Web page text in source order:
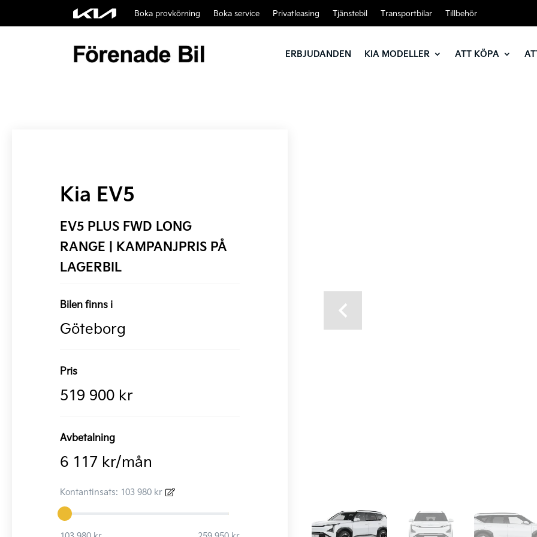
Boka provkörning Boka service Privatleasing Tjänstebil Transportbilar Tillbehör
ERBJUDANDEN KIA MODELLER ATT KÖPA
Kia EV5
EV5 PLUS FWD LONG
RANGE | KAMPANJPRIS PÅ
LAGERBIL
Bilen finns i
Göteborg
Pris
519 900 kr
Avbetalning
6 117 kr/mån
Kontantinsats: 103 980 kr
Previous